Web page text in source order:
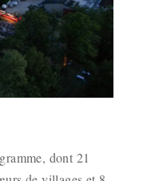
dont 21